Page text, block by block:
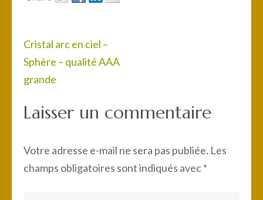
Navigation
de
l’article
Cristal arc en ciel –
Sphère – qualité AAA
grande
Laisser un commentaire
Votre adresse e-mail ne sera pas publiée. Les
champs obligatoires sont indiqués avec*